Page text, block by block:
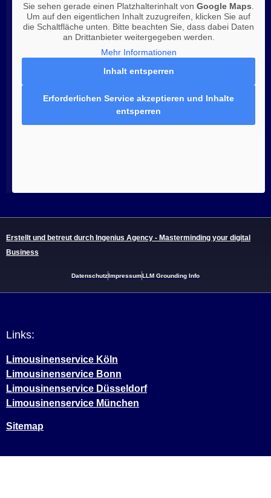
Sie sehen gerade einen Platzhalterinhalt von Google Maps
Um auf den eigentlichen Inhalt zuzugreifen, klicken Sie auf
die Schaltfläche unten. Bitte beachten Sie, dass dabei Daten
an Drittanbieter weitergegeben werden.
Mehr Informationen
Inhalt entsperren
Erforderlichen Service akzeptieren und Inhalte
entsperren
Erstellt und betreut durch Ingenius Agency - Masterminding your digital
Business
DatenschutzImpressumLLM Grounding Info
Links:
Limousinenservice Köln
Limousinenservice Bonn
Limousinenservice Düsseldorf
Limousinenservice München
Sitemap